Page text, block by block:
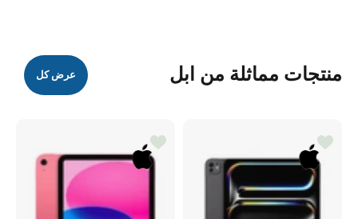
منتجات مماثلة من ابل عرض كل